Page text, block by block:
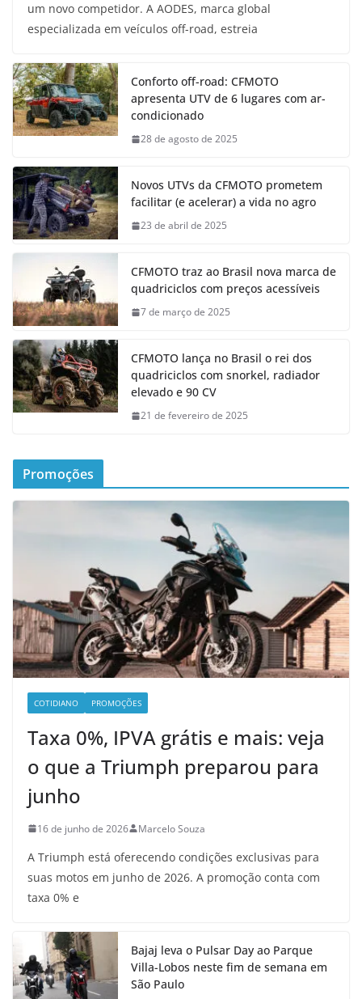
um novo competidor. A AODES, marca global
especializada em veículos off-road, estreia
Conforto off-road: CFMOTO
apresenta UTV de 6 lugares com ar-
condicionado
28 de agosto de 2025
Novos UTVs da CFMOTO prometem
facilitar (e acelerar) a vida no agro
23 de abril de 2025
CFMOTO traz ao Brasil nova marca de
quadriciclos com preços acessíveis
7 de março de 2025
CFMOTO lança no Brasil o rei dos
quadriciclos com snorkel, radiador
elevado e 90 CV
21 de fevereiro de 2025
Promoções
COTIDIANO PROMOÇÕES
Taxa 0%, IPVA grátis e mais: veja
o que a Triumph preparou para
junho
16 de junho de 2026 Marcelo Souza
A Triumph está oferecendo condições exclusivas para
suas motos em junho de 2026. A promoção conta com
taxa 0% e
Bajaj leva o Pulsar Day ao Parque
Villa-Lobos neste fim de semana em
São Paulo